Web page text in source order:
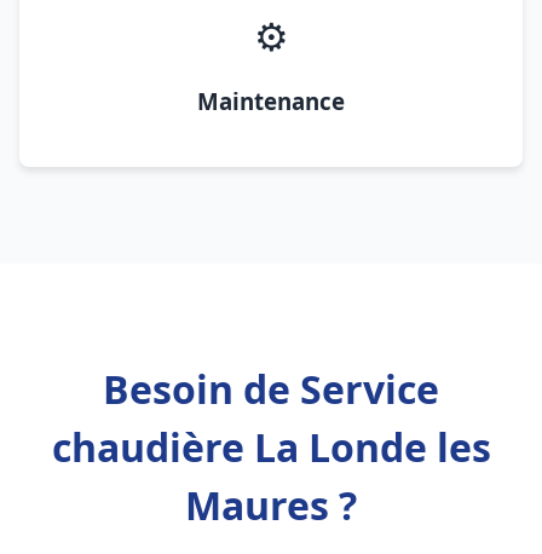
⚙️
Maintenance
Besoin de Service
chaudière La Londe les
Maures ?